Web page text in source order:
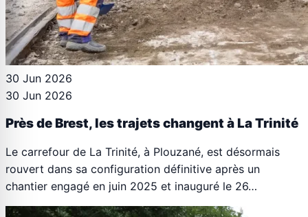
30 Jun 2026
30 Jun 2026
Près de Brest, les trajets changent à La Trinité
Le carrefour de La Trinité, à Plouzané, est désormais
rouvert dans sa configuration définitive après un
chantier engagé en juin 2025 et inauguré le 26…